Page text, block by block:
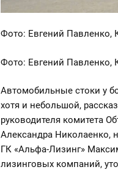
Фото: Евгений Павленко,
Фото: Евгений Павленко,
Автомобильные стоки у
хотя и небольшой,
руководителя комитета
Александра Николаенко,
ГК «Альфа-Лизинг»
лизинговых компаний,